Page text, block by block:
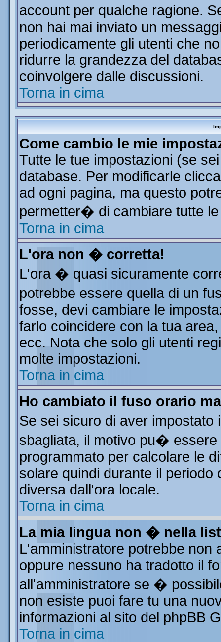
account per qualche ragione.
non hai mai inviato un
periodicamente gli utenti che
ridurre la grandezza del
coinvolgere dalle discussioni.
Torna in cima
Come cambio le mie
Tutte le tue impostazioni (se
database. Per modificarle
ad ogni pagina, ma questo
permetter� di cambiare tutte
Torna in cima
L'ora non � corretta!
L'ora � quasi sicuramente
potrebbe essere quella di un
fosse, devi cambiare le
farlo coincidere con la tua
ecc. Nota che solo gli utenti
molte impostazioni.
Torna in cima
Ho cambiato il fuso orario
Se sei sicuro di aver
sbagliata, il motivo pu�
programmato per calcolare le
solare quindi durante il
diversa dall'ora locale.
Torna in cima
La mia lingua non � nella
L'amministratore potrebbe non
oppure nessuno ha tradotto il
all'amministratore se �
non esiste puoi fare tu una
informazioni al sito del phpBB
Torna in cima